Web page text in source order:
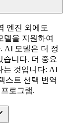
엔진 외에도
델을 지원하여
AI 모델은 더 정
습니다. 더 중요
는 것입니다: AI
스트 선택 번역
로그램.